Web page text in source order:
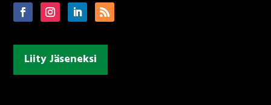
Liity Jäseneksi